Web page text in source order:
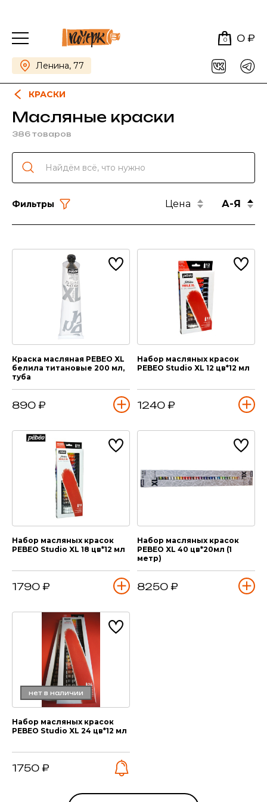
0 0 ₽
Ленина, 77
КРАСКИ
Масляные краски
386 товаров
Фильтры Цена А-Я
Краска масляная PEBEO XL
белила титановые 200 мл,
туба
890 ₽
Набор масляных красок
PEBEO Studio XL 12 цв*12 мл
1240 ₽
Набор масляных красок
PEBEO Studio XL 18 цв*12 мл
1790 ₽
Набор масляных красок
PEBEO XL 40 цв*20мл (1
метр)
8250 ₽
нет в наличии
Набор масляных красок
PEBEO Studio XL 24 цв*12 мл
1750 ₽